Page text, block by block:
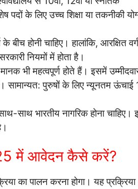
के लिए उच्च शिक्षा या तकनीकी
होनी चाहिए। हालांकि, आरक्षित
नियमों में होता है।
भी महत्वपूर्ण होते हैं। इसमें
सामान्यत: पुरुषों के लिए न्यूनतम ऊंचाई
साथ भारतीय नागरिक होना
में आवेदन कैसे करें?
का पालन करना होगा। यह प्रक्रिया